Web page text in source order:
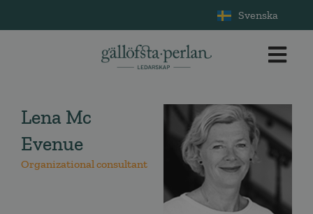
Svenska
Lena Mc
Evenue
Organizational consultant